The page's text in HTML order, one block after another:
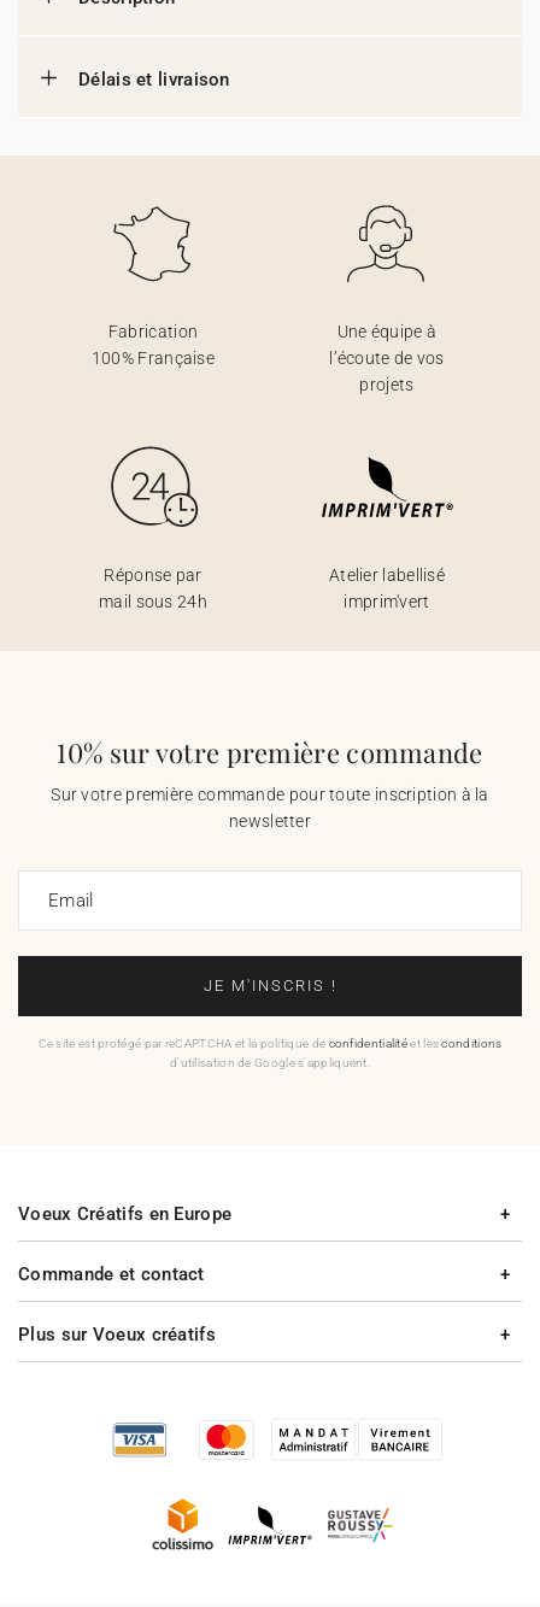
Délais et livraison
Fabrication
100% Française
Une équipe à
l’écoute de vos
projets
Réponse par
mail sous 24h
Atelier labellisé
imprim'vert
10% sur votre première commande
Sur votre première commande pour toute inscription à la
newsletter
Email
JE M'INSCRIS !
Ce site est protégé par reCAPTCHA et la politique de confidentialitéet lesconditions
d'utilisation de Google s'appliquent.
Commande et contact
Plus sur Voeux créatifs
Voeux Créatifs en Europe